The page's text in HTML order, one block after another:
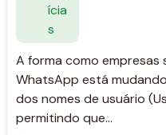
ícia
s
A forma como
WhatsApp está
dos nomes de usuário
permitindo que…